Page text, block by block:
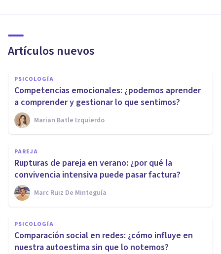
Artículos nuevos
PSICOLOGÍA
Competencias emocionales: ¿podemos aprender
a comprender y gestionar lo que sentimos?
Marian Batle Izquierdo
PAREJA
Rupturas de pareja en verano: ¿por qué la
convivencia intensiva puede pasar factura?
Marc Ruiz De Minteguía
PSICOLOGÍA
Comparación social en redes: ¿cómo influye en
nuestra autoestima sin que lo notemos?